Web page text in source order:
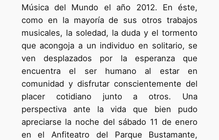
Música del Mundo el año 2012. En éste,
como en la mayoría de sus otros trabajos
musicales, la soledad, la duda y el tormento
que acongoja a un individuo en solitario, se
ven desplazados por la esperanza que
encuentra el ser humano al estar en
comunidad y disfrutar conscientemente del
placer cotidiano junto a otros. Una
perspectiva ante la vida que bien pudo
apreciarse la noche del sábado 11 de enero
en el Anfiteatro del Parque Bustamante,